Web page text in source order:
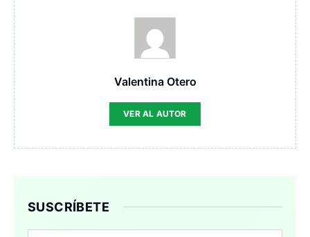
Valentina Otero
VER AL AUTOR
SUSCRÍBETE